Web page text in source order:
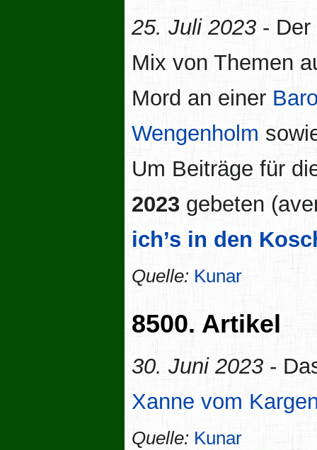
25. Juli 2023 -
Mix von Themen
Mord an einer
Wengenholm
Um Beiträge für
2023 gebeten
ich’s in den
Quelle: Kunar
8500. Artikel
30. Juni 2023 -
Xanne vom
Quelle: Kunar